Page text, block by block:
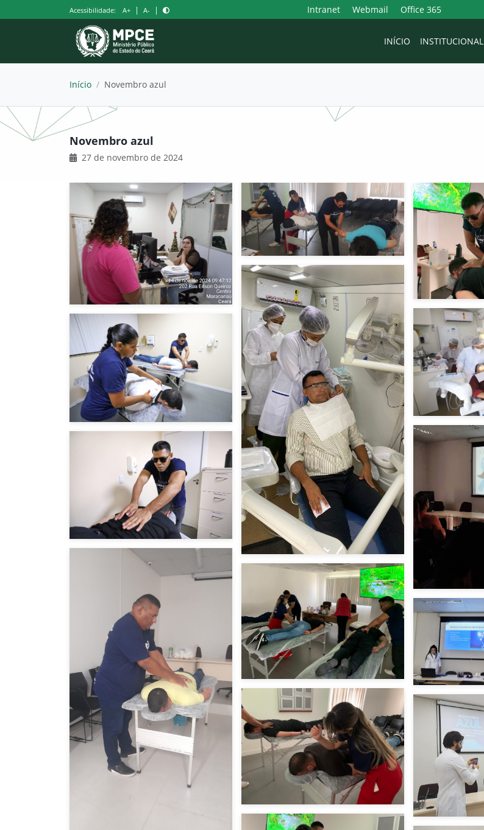
para
Acessibilidade: A+ | A- | Intranet Webmail Office 365
INÍCIO INSTITUCIONAL
Início / Novembro azul
Novembro azul
27 de novembro de 2024